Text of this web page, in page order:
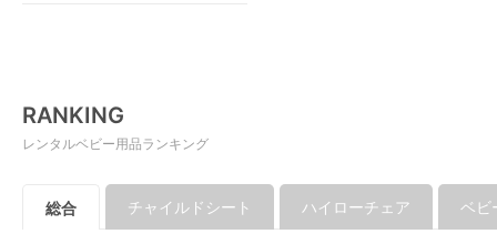
RANKING
レンタルベビー用品ランキング
総合 チャイルドシート ハイローチェア ベビ